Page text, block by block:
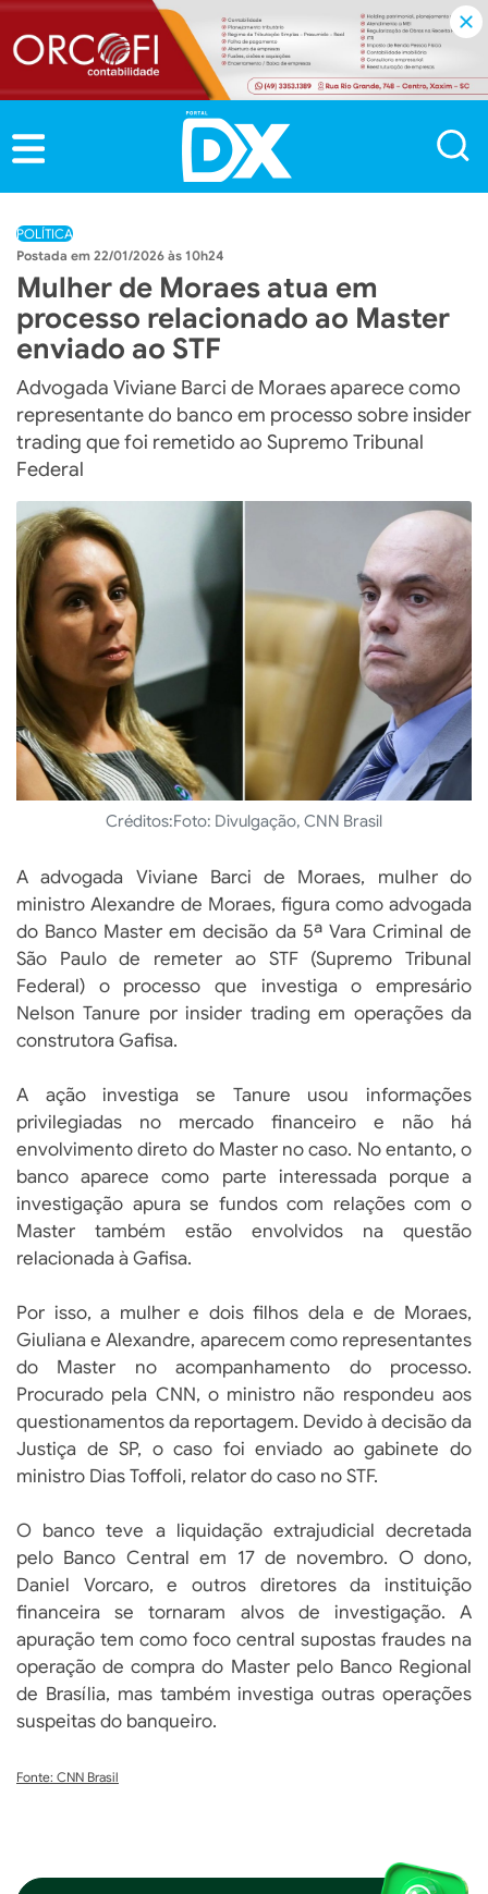
POLÍTICA
22/01/2026 às 10h24
Mulher de Moraes atua em
processo relacionado ao Master
enviado ao STF
Advogada Viviane Barci de Moraes aparece como
representante do banco em processo sobre insider
trading que foi remetido ao Supremo Tribunal
Federal
Créditos:Foto: Divulgação, CNN Brasil
A advogada Viviane Barci de Moraes, mulher do
ministro Alexandre de Moraes, figura como advogada
do Banco Master em decisão da 5ª Vara Criminal de
São Paulo de remeter ao STF (Supremo Tribunal
Federal) o processo que investiga o empresário
Nelson Tanure por insider trading em operações da
construtora Gafisa.
A ação investiga se Tanure usou informações
privilegiadas no mercado financeiro e não há
envolvimento direto do Master no caso. No entanto, o
banco aparece como parte interessada porque a
investigação apura se fundos com relações com o
Master também estão envolvidos na questão
relacionada à Gafisa.
Por isso, a mulher e dois filhos dela e de Moraes,
Giuliana e Alexandre, aparecem como representantes
do Master no acompanhamento do processo.
Procurado pela CNN, o ministro não respondeu aos
questionamentos da reportagem. Devido à decisão da
Justiça de SP, o caso foi enviado ao gabinete do
ministro Dias Toffoli, relator do caso no STF.
O banco teve a liquidação extrajudicial decretada
pelo Banco Central em 17 de novembro. O dono,
Daniel Vorcaro, e outros diretores da instituição
financeira se tornaram alvos de investigação. A
apuração tem como foco central supostas fraudes na
operação de compra do Master pelo Banco Regional
de Brasília, mas também investiga outras operações
suspeitas do banqueiro.
Fonte: CNN Brasil